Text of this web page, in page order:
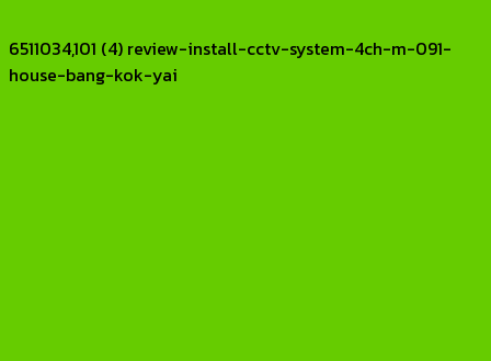
6511034,101 (4) review-install-cctv-system-4ch-m-091-
house-bang-kok-yai